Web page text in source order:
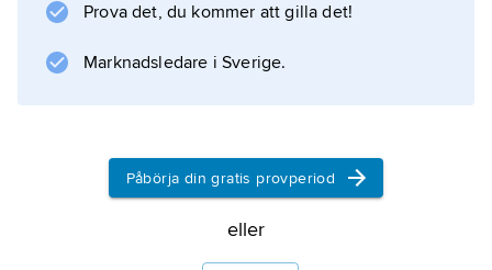
rodiumkatalysator.
Prova det, du kommer att gilla det!
Marknadsledare i Sverige.
Påbörja din gratis provperiod
eller